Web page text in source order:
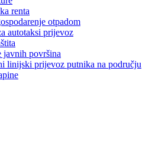
renta
otpadom
autotaksi prijevoz
javnih površina
linijski prijevoz putnika na području